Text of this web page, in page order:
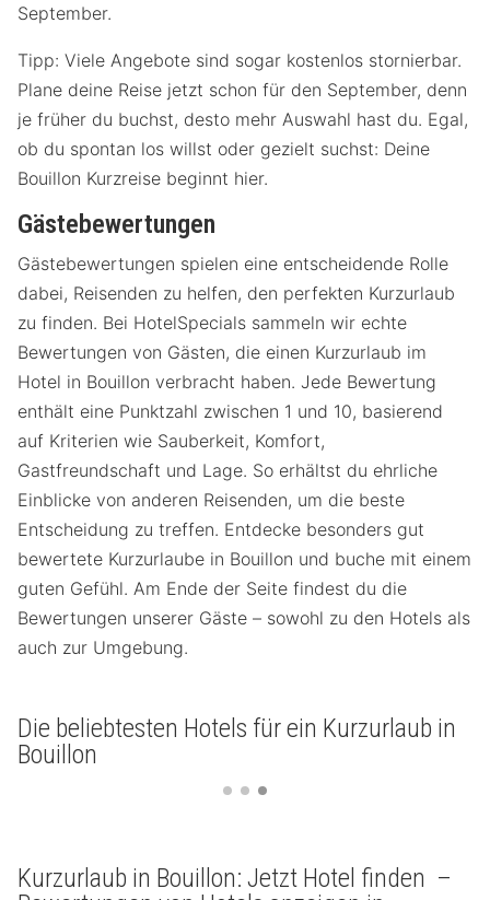
September.
Tipp: Viele Angebote sind sogar kostenlos stornierbar.
Plane deine Reise jetzt schon für den September, denn
je früher du buchst, desto mehr Auswahl hast du. Egal,
ob du spontan los willst oder gezielt suchst: Deine
Bouillon Kurzreise beginnt hier.
Gästebewertungen
Gästebewertungen spielen eine entscheidende Rolle
dabei, Reisenden zu helfen, den perfekten Kurzurlaub
zu finden. Bei HotelSpecials sammeln wir echte
Bewertungen von Gästen, die einen Kurzurlaub im
Hotel in Bouillon verbracht haben. Jede Bewertung
enthält eine Punktzahl zwischen 1 und 10, basierend
auf Kriterien wie Sauberkeit, Komfort,
Gastfreundschaft und Lage. So erhältst du ehrliche
Einblicke von anderen Reisenden, um die beste
Entscheidung zu treffen. Entdecke besonders gut
bewertete Kurzurlaube in Bouillon und buche mit einem
guten Gefühl. Am Ende der Seite findest du die
Bewertungen unserer Gäste – sowohl zu den Hotels als
auch zur Umgebung.
Die beliebtesten Hotels für ein Kurzurlaub in
Bouillon
Kurzurlaub in Bouillon: Jetzt Hotel finden –